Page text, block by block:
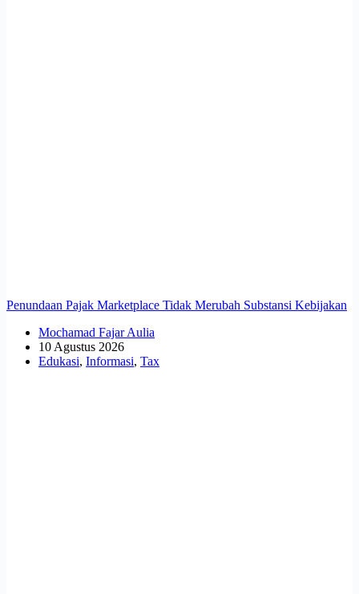
Penundaan Pajak Marketplace Tidak Merubah Substansi Kebijakan
Mochamad Fajar Aulia
10 Agustus 2026
Edukasi, Informasi, Tax